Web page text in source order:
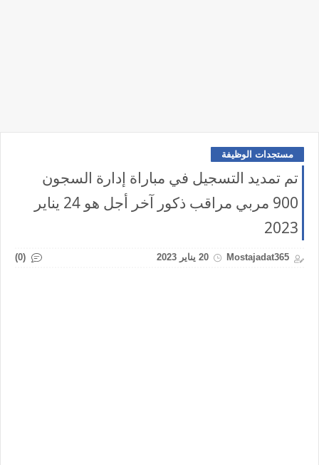
مستجدات الوظيفة
تم تمديد التسجيل في مباراة إدارة السجون
900 مربي مراقب ذكور آخر أجل هو 24 يناير
2023
Mostajadat365 20 يناير 2023 (0)